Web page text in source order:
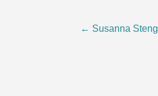
Post
← Susanna Stengl